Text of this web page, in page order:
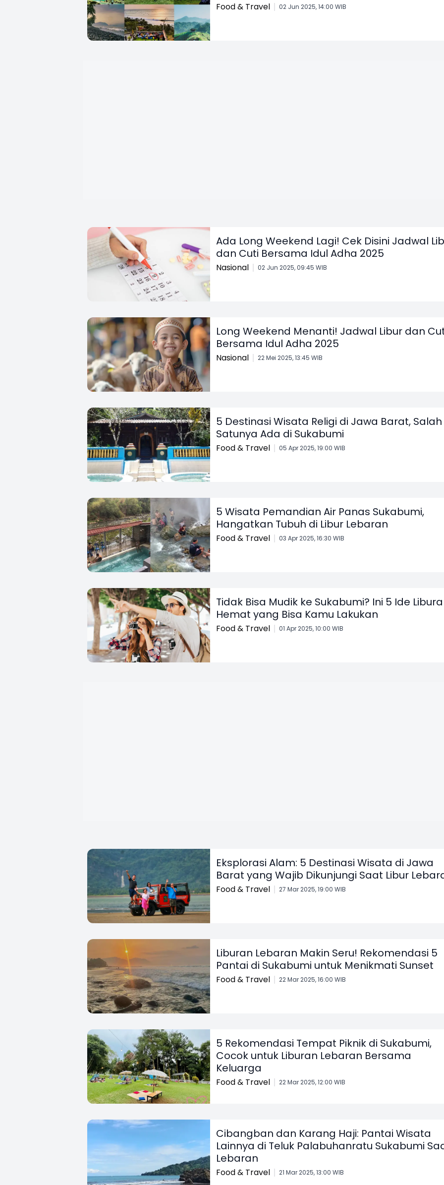
Food & Travel 02 Jun 2025, 14:00 WIB
Ada Long Weekend Lagi! Cek Disini Jadwal
dan Cuti Bersama Idul Adha 2025
Nasional 02 Jun 2025, 09:45 WIB
Long Weekend Menanti! Jadwal Libur dan
Bersama Idul Adha 2025
Nasional 22 Mei 2025, 13:45 WIB
5 Destinasi Wisata Religi di Jawa Barat, Salah
Satunya Ada di Sukabumi
Food & Travel 05 Apr 2025, 19:00 WIB
5 Wisata Pemandian Air Panas Sukabumi,
Hangatkan Tubuh di Libur Lebaran
Food & Travel 03 Apr 2025, 16:30 WIB
Tidak Bisa Mudik ke Sukabumi? Ini 5 Ide
Hemat yang Bisa Kamu Lakukan
Food & Travel 01 Apr 2025, 10:00 WIB
Eksplorasi Alam: 5 Destinasi Wisata di Jawa
Barat yang Wajib Dikunjungi Saat Libur
Food & Travel 27 Mar 2025, 19:00 WIB
Liburan Lebaran Makin Seru! Rekomendasi 5
Pantai di Sukabumi untuk Menikmati Sunset
Food & Travel 22 Mar 2025, 16:00 WIB
5 Rekomendasi Tempat Piknik di Sukabumi,
Cocok untuk Liburan Lebaran Bersama
Keluarga
Food & Travel 22 Mar 2025, 12:00 WIB
Cibangban dan Karang Haji: Pantai Wisata
Lainnya di Teluk Palabuhanratu Sukabumi
Lebaran
Food & Travel 21 Mar 2025, 13:00 WIB